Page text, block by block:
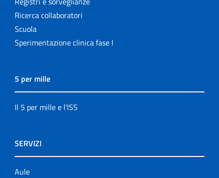
Ricerca collaboratori
Scuola
Sperimentazione clinica fase I
5 per mille
Il 5 per mille e l'ISS
SERVIZI
Aule